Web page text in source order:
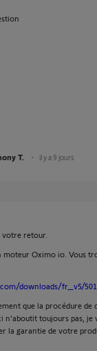
T. il y a 9 jours
votre retour.
moteur Oximo io. Vous
downloads/fr_v5/
que la procédure
n'aboutit toujours pas, je
la garantie de votre